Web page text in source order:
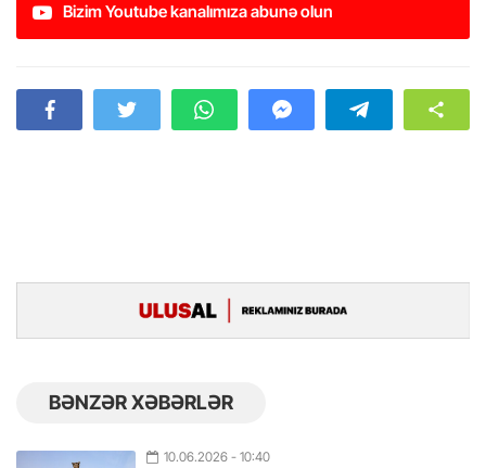
Bizim Youtube kanalımıza abunə olun
BƏNZƏR XƏBƏRLƏR
10.06.2026 - 10:40